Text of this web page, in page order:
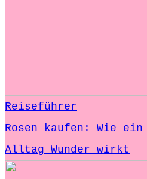
Reiseführer
Rosen kaufen: Wie
Alltag Wunder wirkt